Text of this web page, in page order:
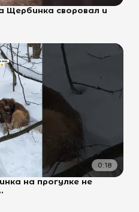
Щербинка своровал и
0:18
на прогулке не